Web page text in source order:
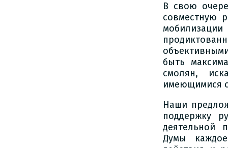
В свою
совместную
быть
смолян,
имеющимися
Наши
поддержку
деятельной
Думы